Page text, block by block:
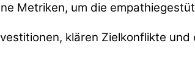
Metriken, um die
klären Zielkonflikte